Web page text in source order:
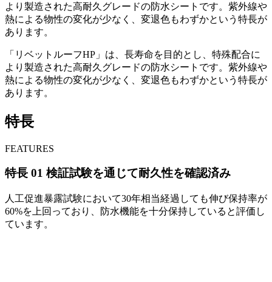
より製造された高耐久グレードの防水シートです。紫外線や
熱による物性の変化が少なく、変退色もわずかという特長が
あります。
「リベットルーフHP」は、長寿命を目的とし、特殊配合に
より製造された高耐久グレードの防水シートです。紫外線や
熱による物性の変化が少なく、変退色もわずかという特長が
あります。
特長
FEATURES
特長 01 検証試験を通じて耐久性を確認済み
人工促進暴露試験において30年相当経過しても伸び保持率が
60%を上回っており、防水機能を十分保持していると評価し
ています。